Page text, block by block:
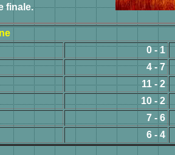
finale.
0 - 1
4 - 7
11 - 2
10 - 2
7 - 6
6 - 4